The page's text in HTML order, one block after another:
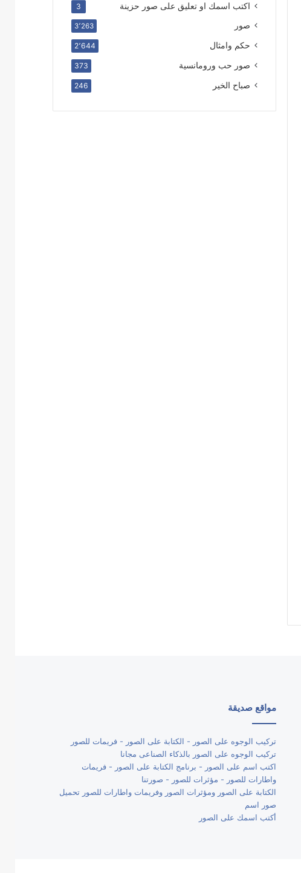
اكتب اسمك او تعليق على صور حزينة 3
صور 3٬263
حكم وامثال 2٬644
صور حب ورومانسية 373
صباح الخير 246
مواقع صديقة
تركيب الوجوه على الصور - الكتابة على الصور - فريمات للصور
تركيب الوجوه على الصور بالذكاء الصناعى مجانا
اكتب اسم على الصور - برنامج الكتابة على الصور - فريمات
واطارات للصور - مؤثرات للصور - صورتنا
الكتابة على الصور ومؤثرات الصور وفريمات واطارات للصور تحميل
صور اسم
أكتب اسمك على الصور